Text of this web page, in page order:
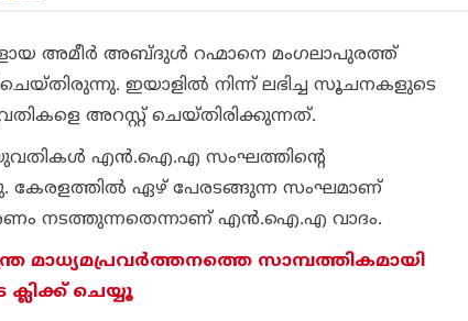
അമീര്‍ അബ്ദുള്‍ റഹ്മാനെ മംഗലാപുരത്ത്
ചെയ്തിരുന്നു. ഇയാളില്‍ നിന്ന് ലഭിച്ച സൂചനകളുടെ
അറസ്റ്റ് ചെയ്തിരിക്കുന്നത്.
എന്‍.ഐ.എ സംഘത്തിന്റെ
കേരളത്തില്‍ ഏഴ് പേരടങ്ങുന്ന സംഘമാണ്
നടത്തുന്നതെന്നാണ് എന്‍.ഐ.എ വാദം.
മാധ്യമപ്രവര്‍ത്തനത്തെ സാമ്പത്തികമായി
ചെയ്യൂ